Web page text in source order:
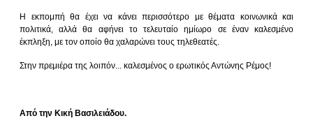
Η εκπομπή θα έχει να κάνει περισσότερο με θέματα κοινωνικά και
πολιτικά, αλλά θα αφήνει το τελευταίο ημίωρο σε έναν καλεσμένο
έκπληξη, με τον οποίο θα χαλαρώνει τους τηλεθεατές.
Στην πρεμιέρα της λοιπόν... καλεσμένος ο ερωτικός Αντώνης Ρέμος!
Aπό την Κική Βασιλειάδου.